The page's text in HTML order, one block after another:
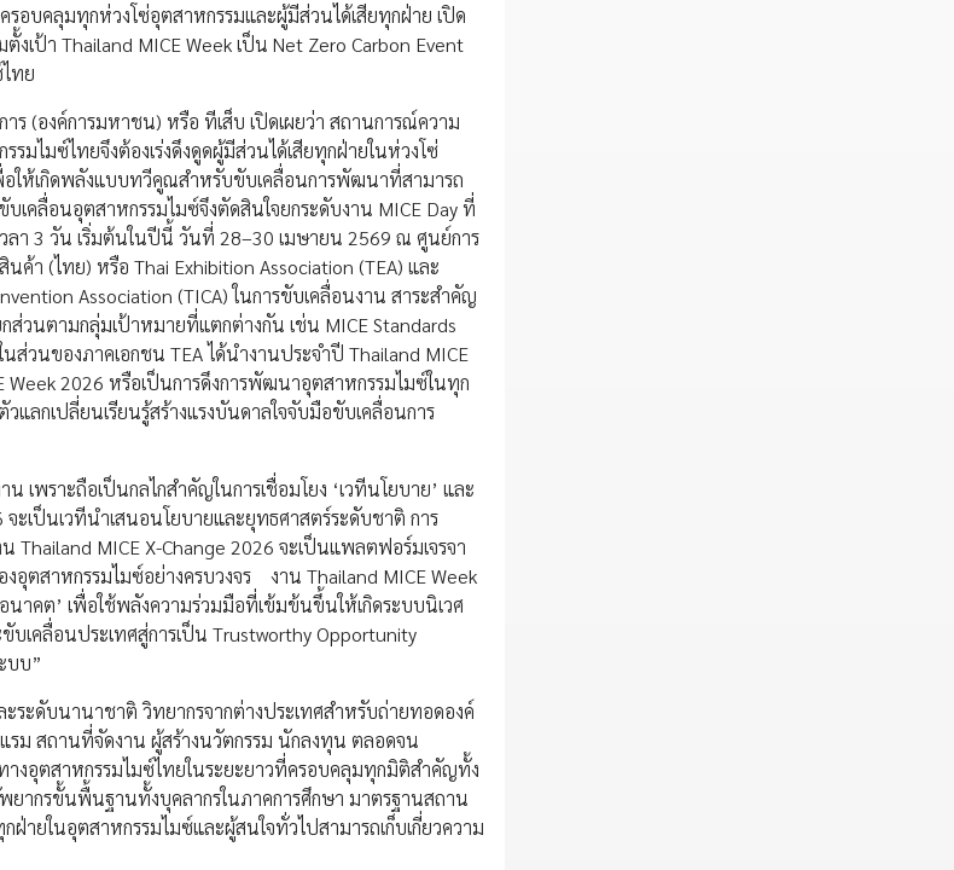
รอบคลุมทุกห่วงโซ่อุตสาหกรรมและผู้มีส่วนได้เสียทุกฝ่าย เปิด
งเป้า Thailand MICE Week เป็น Net Zero Carbon Event
ทย
ร (องค์การมหาชน) หรือ ทีเส็บ เปิดเผยว่า สถานการณ์ความ
ไมซ์ไทยจึงต้องเร่งดึงดูดผู้มีส่วนได้เสียทุกฝ่ายในห่วงโซ่
ให้เกิดพลังแบบทวีคูณสำหรับขับเคลื่อนการพัฒนาที่สามารถ
คลื่อนอุตสาหกรรมไมซ์จึงตัดสินใจยกระดับงาน MICE Day ที่
วลา 3 วัน เริ่มต้นในปีนี้ วันที่ 28–30 เมษายน 2569 ณ ศูนย์การ
า (ไทย) หรือ Thai Exhibition Association (TEA) และ
Association (TICA) ในการขับเคลื่อนงาน สาระสำคัญ
วนตามกลุ่มเป้าหมายที่แตกต่างกัน เช่น MICE Standards
นส่วนของภาคเอกชน TEA ได้นำงานประจำปี Thailand MICE
Week 2026 หรือเป็นการดึงการพัฒนาอุตสาหกรรมไมซ์ในทุก
ลกเปลี่ยนเรียนรู้สร้างแรงบันดาลใจจับมือขับเคลื่อนการ
เพราะถือเป็นกลไกสำคัญในการเชื่อมโยง ‘เวทีนโยบาย’ และ
จะเป็นเวทีนำเสนอนโยบายและยุทธศาสตร์ระดับชาติ การ
Thailand MICE X-Change 2026 จะเป็นแพลตฟอร์มเจรจา
อุตสาหกรรมไมซ์อย่างครบวงจร งาน Thailand MICE Week
าคต’ เพื่อใช้พลังความร่วมมือที่เข้มข้นขึ้นให้เกิดระบบนิเวศ
เคลื่อนประเทศสู่การเป็น Trustworthy Opportunity
บบ”
ะดับนานาชาติ วิทยากรจากต่างประเทศสำหรับถ่ายทอดองค์
แรม สถานที่จัดงาน ผู้สร้างนวัตกรรม นักลงทุน ตลอดจน
อุตสาหกรรมไมซ์ไทยในระยะยาวที่ครอบคลุมทุกมิติสำคัญทั้ง
ยากรขั้นพื้นฐานทั้งบุคลากรในภาคการศึกษา มาตรฐานสถาน
ายในอุตสาหกรรมไมซ์และผู้สนใจทั่วไปสามารถเก็บเกี่ยวความ